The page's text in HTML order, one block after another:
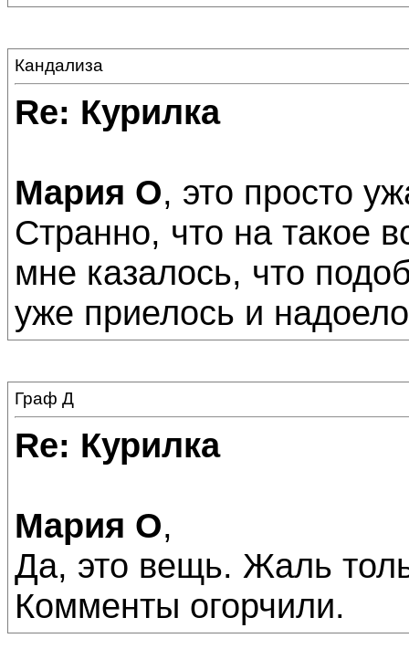
Кандализа
Re: Курилка
Мария О, это просто
Странно, что на такое
мне казалось, что
уже приелось и
Граф Д
Re: Курилка
Мария О,
Да, это вещь. Жаль
Комменты огорчили.